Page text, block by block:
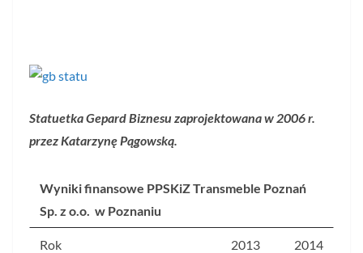
Statuetka Gepard Biznesu zaprojektowana w 2006 r.
przez Katarzynę Pągowską.
Wyniki finansowe PPSKiZ Transmeble Poznań
Sp. z o.o. w Poznaniu
Rok 2013 2014